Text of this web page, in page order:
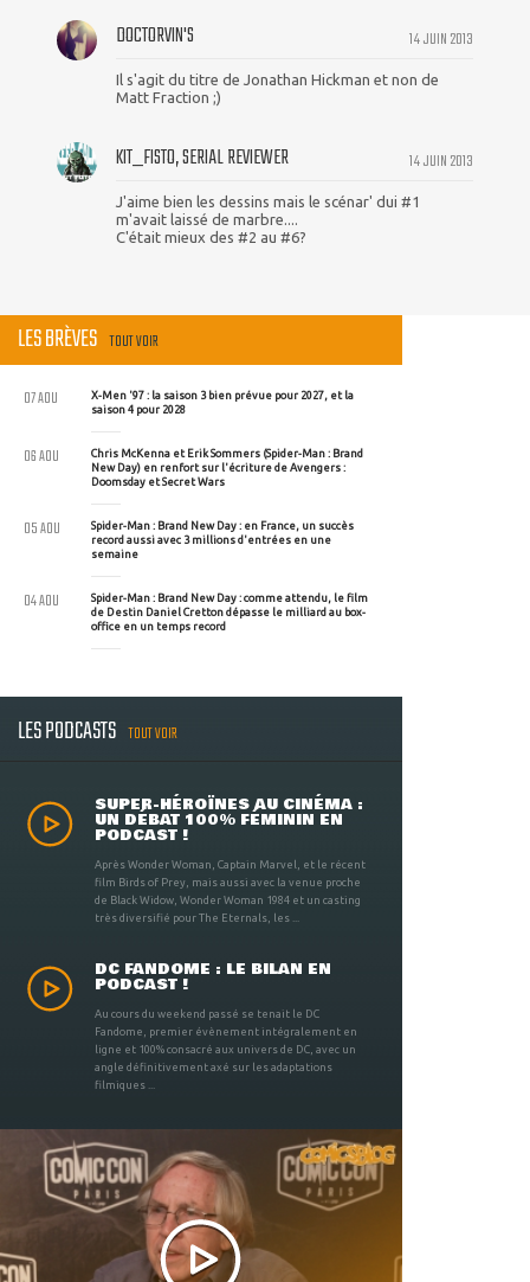
14 JUIN 2013
DOCTORVIN'S
Il s'agit du titre de Jonathan Hickman et non de
Matt Fraction ;)
14 JUIN 2013
KIT_FISTO, SERIAL REVIEWER
J'aime bien les dessins mais le scénar' dui #1
m'avait laissé de marbre....
C'était mieux des #2 au #6?
LES BRÈVES TOUT VOIR
X-Men '97 : la saison 3 bien prévue pour 2027, et la
saison 4 pour 2028
07 AOU
Chris McKenna et Erik Sommers (Spider-Man : Brand
New Day) en renfort sur l'écriture de Avengers :
Doomsday et Secret Wars
06 AOU
Spider-Man : Brand New Day : en France, un succès
record aussi avec 3 millions d'entrées en une
semaine
05 AOU
Spider-Man : Brand New Day : comme attendu, le film
de Destin Daniel Cretton dépasse le milliard au box-
office en un temps record
04 AOU
LES PODCASTS TOUT VOIR
SUPER-HÉROÏNES AU CINÉMA :
UN DÉBAT 100% FÉMININ EN
PODCAST !
Après Wonder Woman, Captain Marvel, et le récent
film Birds of Prey, mais aussi avec la venue proche
de Black Widow, Wonder Woman 1984 et un casting
très diversifié pour The Eternals, les ...
DC FANDOME : LE BILAN EN
PODCAST !
Au cours du weekend passé se tenait le DC
Fandome, premier évènement intégralement en
ligne et 100% consacré aux univers de DC, avec un
angle définitivement axé sur les adaptations
filmiques ...